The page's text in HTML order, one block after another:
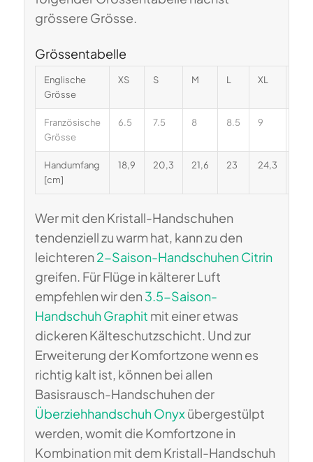
grössere Grösse.
Grössentabelle
Englische
Grösse
XS S M L XL
Französische
Grösse
6.5 7.5 8 8.5 9
Handumfang
[cm]
18,9 20,3 21,6 23 24,3
Wer mit den Kristall-Handschuhen
tendenziell zu warm hat, kann zu den
leichteren 2-Saison-Handschuhen Citrin
greifen. Für Flüge in kälterer Luft
empfehlen wir den 3.5-Saison-
Handschuh Graphit mit einer etwas
dickeren Kälteschutzschicht. Und zur
Erweiterung der Komfortzone wenn es
richtig kalt ist, können bei allen
Basisrausch-Handschuhen der
Überziehhandschuh Onyxübergestülpt
werden, womit die Komfortzone in
Kombination mit dem Kristall-Handschuh